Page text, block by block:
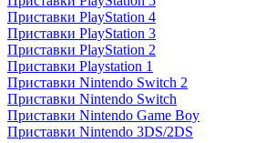
Приставки PlayStation 4
Приставки PlayStation 3
Приставки PlayStation 2
Приставки Playstation 1
Приставки Nintendo Switch 2
Приставки Nintendo Switch
Приставки Nintendo Game Boy
Приставки Nintendo 3DS/2DS